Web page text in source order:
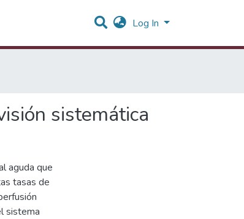
Log In
sistemática
aguda que
tasas de
sistema